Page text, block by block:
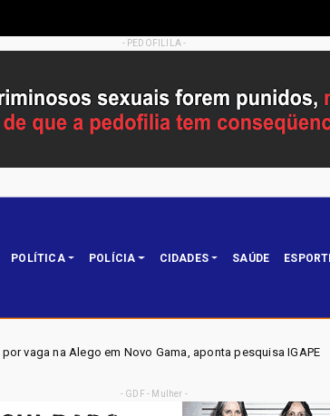
- PEDOFILILA -
POLÍTICA POLÍCIA CIDADES SAÚDE
aponta pesquisa IGAPE Política ELEIÇÕES
- GDF - Mulher -